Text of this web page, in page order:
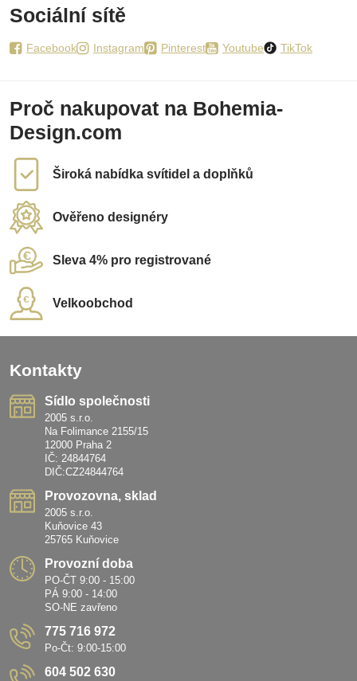
Sociální sítě
Facebook Instagram Pinterest Youtube TikTok
Proč nakupovat na Bohemia-
Design.com
Široká nabídka svítidel a doplňků
Ověřeno designéry
Sleva 4% pro registrované
Velkoobchod
Kontakty
Sídlo společnosti
2005 s.r.o.
Na Folimance 2155/15
12000 Praha 2
IČ: 24844764
DIČ:CZ24844764
Provozovna, sklad
2005 s.r.o.
Kuňovice 43
25765 Kuňovice
Provozní doba
PO-ČT 9:00 - 15:00
PÁ 9:00 - 14:00
SO-NE zavřeno
775 716 972
Po-Čt: 9:00-15:00
604 502 630